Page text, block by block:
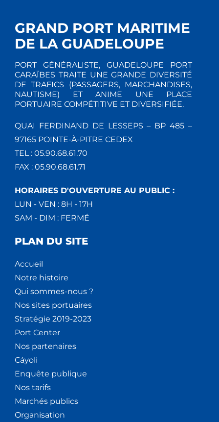
GRAND PORT MARITIME
DE LA GUADELOUPE
PORT GÉNÉRALISTE, GUADELOUPE PORT
CARAÏBES TRAITE UNE GRANDE DIVERSITÉ
DE TRAFICS (PASSAGERS, MARCHANDISES,
NAUTISME) ET ANIME UNE PLACE
PORTUAIRE COMPÉTITIVE ET DIVERSIFIÉE.
QUAI FERDINAND DE LESSEPS – BP 485 –
97165 POINTE-À-PITRE CEDEX
TEL : 05.90.68.61.70
FAX : 05.90.68.61.71
HORAIRES D'OUVERTURE AU PUBLIC :
LUN - VEN : 8H - 17H
SAM - DIM : FERMÉ
PLAN DU SITE
Accueil
Notre histoire
Qui sommes-nous ?
Nos sites portuaires
Stratégie 2019-2023
Port Center
Nos partenaires
Cáyoli
Enquête publique
Nos tarifs
Marchés publics
Organisation